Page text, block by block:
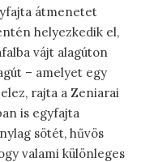
átmenetet
helyezkedik el,
vájt alagúton
– amelyet egy
rajta a Zeniarai
is egyfajta
sötét, hűvös
valami különleges